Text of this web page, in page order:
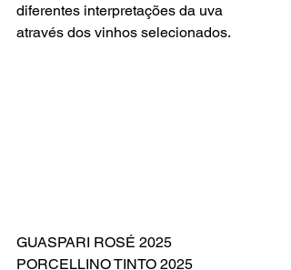
diferentes interpretações da uva
através dos vinhos selecionados.
GUASPARI ROSÉ 2025
PORCELLINO TINTO 2025